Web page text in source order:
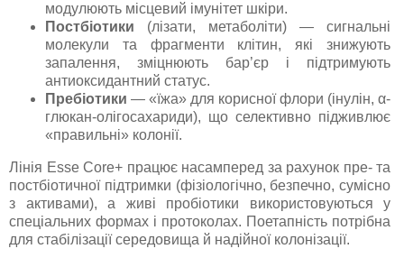
модулюють місцевий імунітет шкіри.
Постбіотики (лізати, метаболіти) — сигнальні
молекули та фрагменти клітин, які знижують
запалення, зміцнюють бар’єр і підтримують
антиоксидантний статус.
Пребіотики — «їжа» для корисної флори (інулін, α-
глюкан-олігосахариди), що селективно підживлює
«правильні» колонії.
Лінія Esse Core+ працює насамперед за рахунок пре- та
постбіотичної підтримки (фізіологічно, безпечно, сумісно
з активами), а живі пробіотики використовуються у
спеціальних формах і протоколах. Поетапність потрібна
для стабілізації середовища й надійної колонізації.